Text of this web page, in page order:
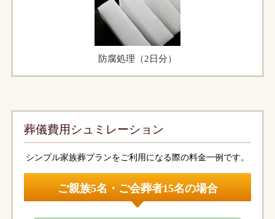
防腐処理（2日分）
葬儀費用シュミレーション
シンプル家族葬プランをご利用になる際の料金一例です。
ご親族5名・ご会葬者15名の場合